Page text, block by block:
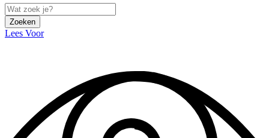
Zoeken
Lees Voor